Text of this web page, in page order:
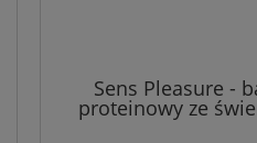
Sens Pleasure -
proteinowy ze
Ananas i kokos